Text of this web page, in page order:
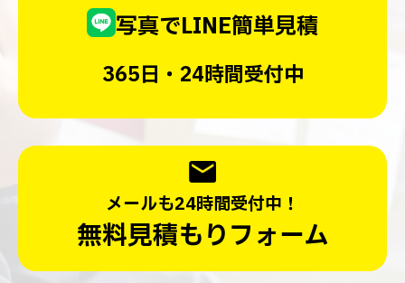
写真でLINE簡単見積
365日・24時間受付中
メールも24時間受付中！
無料見積もりフォーム